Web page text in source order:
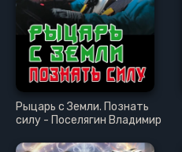
Рыцарь с Земли. Познать
силу - Поселягин Владимир